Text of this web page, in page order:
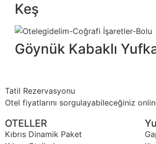
Keş
Göynük Kabaklı Yufka
Tatil Rezervasyonu
Otel fiyatlarını sorgulayabileceğiniz
OTELLER
Kıbrıs Dinamik Paket